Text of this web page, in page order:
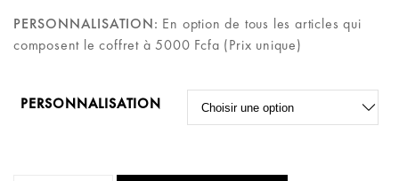
PERSONNALISATION: En option de tous les articles qui
composent le coffret à 5000 Fcfa (Prix unique)
PERSONNALISATION